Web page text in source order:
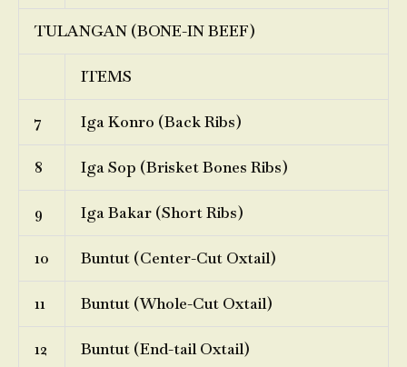
TULANGAN (BONE-IN BEEF)
ITEMS
7 Iga Konro (Back Ribs)
8 Iga Sop (Brisket Bones Ribs)
9 Iga Bakar (Short Ribs)
10 Buntut (Center-Cut Oxtail)
11 Buntut (Whole-Cut Oxtail)
12 Buntut (End-tail Oxtail)